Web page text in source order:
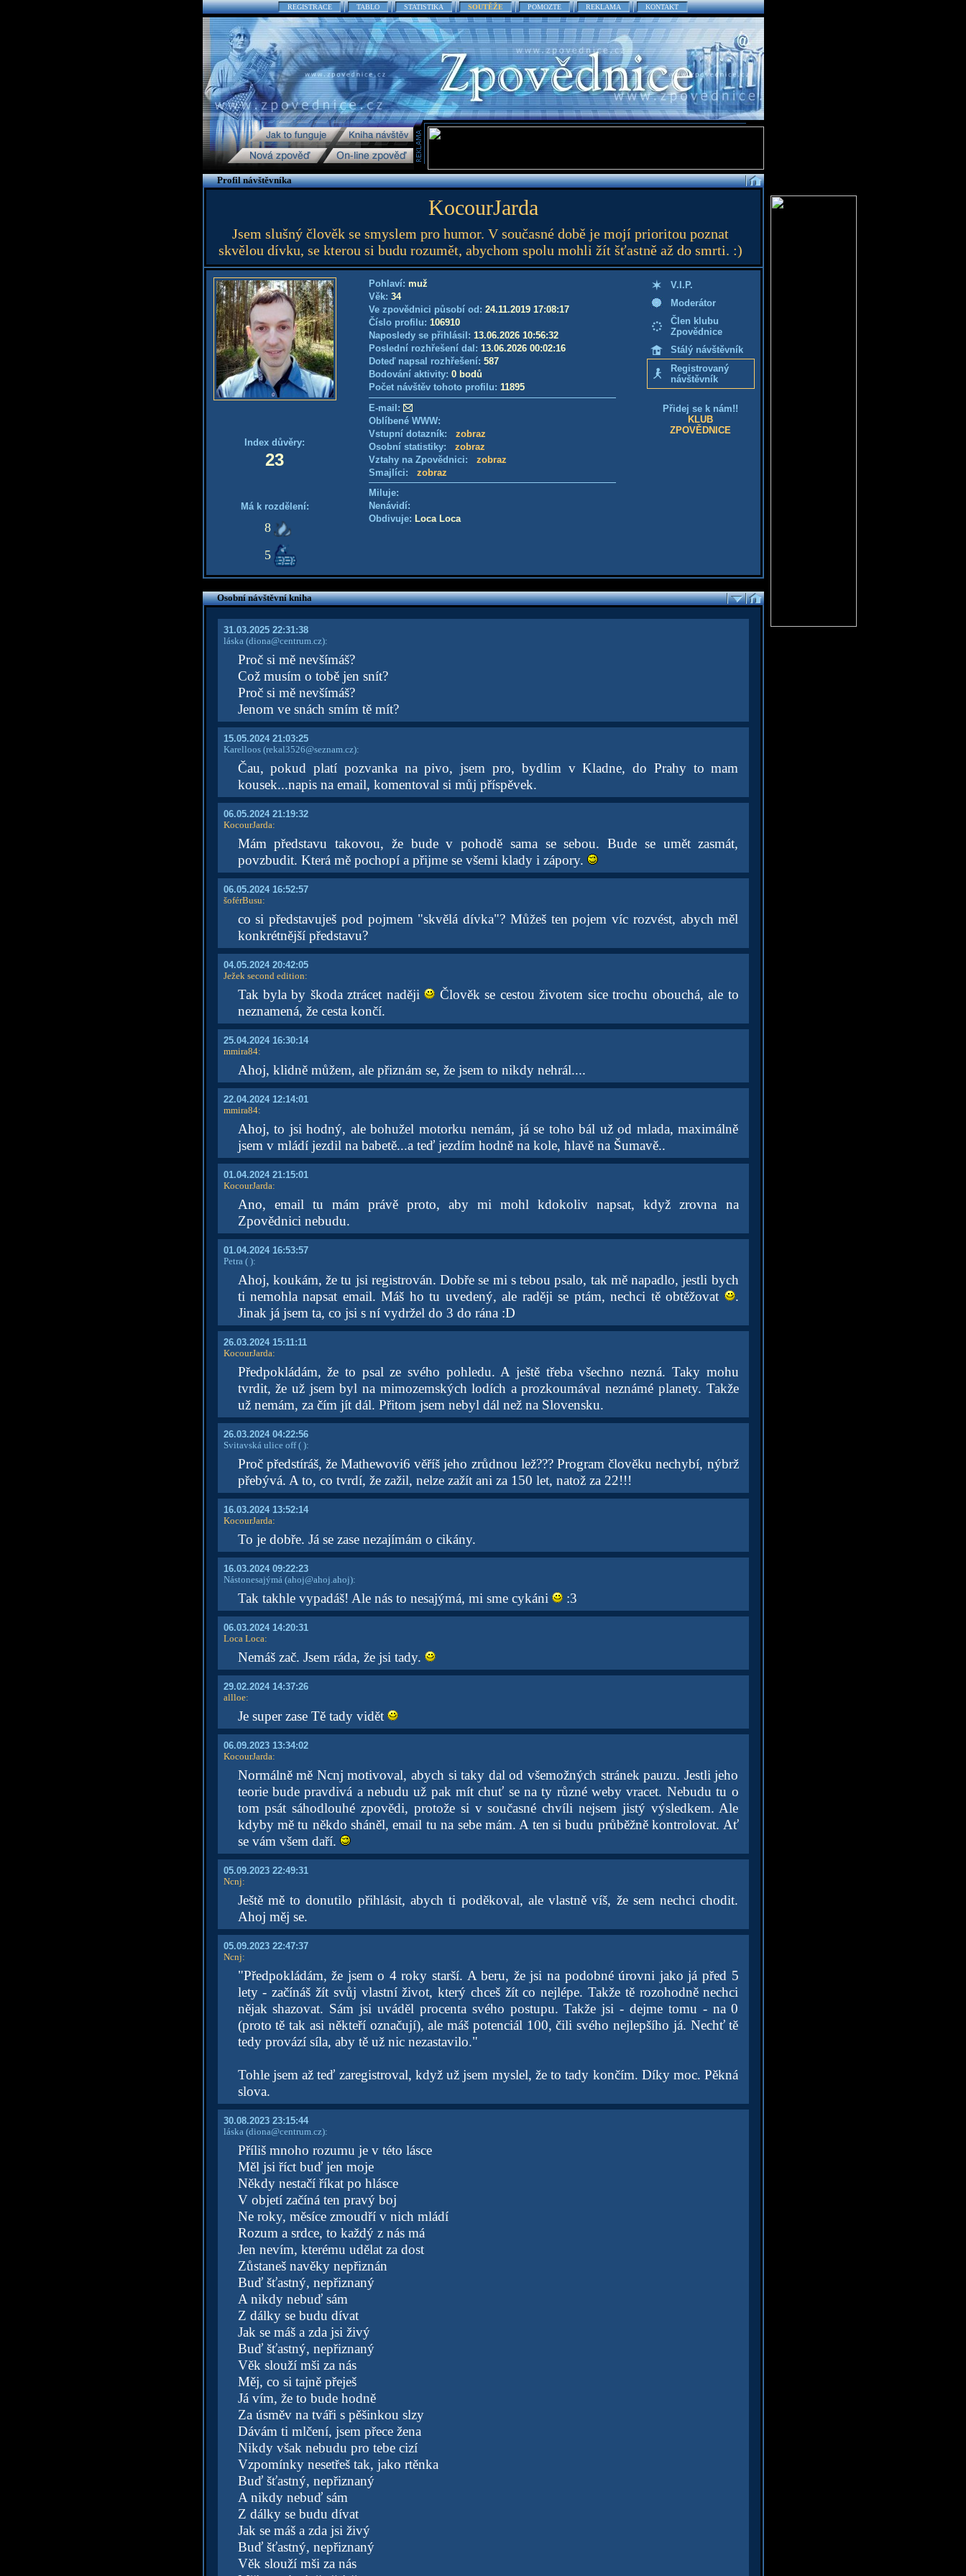
REGISTRACE TABLO STATISTIKA SOUTĚŽE POMOZTE REKLAMA KONTAKT
Profil návštěvníka
KocourJarda
Jsem slušný člověk se smyslem pro humor. V současné době je mojí prioritou poznat
skvělou dívku, se kterou si budu rozumět, abychom spolu mohli žít šťastně až do smrti. :)
Index důvěry:
23
Má k rozdělení:
8
5
Pohlaví: muž
Věk: 34
Ve zpovědnici působí od: 24.11.2019 17:08:17
Číslo profilu: 106910
Naposledy se přihlásil: 13.06.2026 10:56:32
Poslední rozhřešení dal: 13.06.2026 00:02:16
Doteď napsal rozhřešení: 587
Bodování aktivity: 0 bodů
Počet návštěv tohoto profilu: 11895
E-mail:
Oblíbené WWW:
Vstupní dotazník: zobraz
Osobní statistiky: zobraz
Vztahy na Zpovědnici: zobraz
Smajlíci: zobraz
Miluje:
Nenávidí:
Obdivuje: Loca Loca
V.I.P.
Moderátor
Člen klubu
Zpovědnice
Stálý návštěvník
Registrovaný
návštěvník
Přidej se k nám!!
KLUB
ZPOVĚDNICE
Osobní návštěvní kniha
31.03.2025 22:31:38
láska(diona@centrum.cz):
Proč si mě nevšímáš?
Což musím o tobě jen snít?
Proč si mě nevšímáš?
Jenom ve snách smím tě mít?
15.05.2024 21:03:25
Karelloos(rekal3526@seznam.cz):
Čau, pokud platí pozvanka na pivo, jsem pro, bydlim v Kladne, do Prahy to mam
kousek...napis na email, komentoval si můj příspěvek.
06.05.2024 21:19:32
KocourJarda:
Mám představu takovou, že bude v pohodě sama se sebou. Bude se umět zasmát,
povzbudit. Která mě pochopí a přijme se všemi klady i zápory.
06.05.2024 16:52:57
šoférBusu:
co si představuješ pod pojmem "skvělá dívka"? Můžeš ten pojem víc rozvést, abych měl
konkrétnější představu?
04.05.2024 20:42:05
Ježek second edition:
Tak byla by škoda ztrácet naději
Člověk se cestou životem sice trochu obouchá, ale to
neznamená, že cesta končí.
25.04.2024 16:30:14
mmira84:
Ahoj, klidně můžem, ale přiznám se, že jsem to nikdy nehrál....
22.04.2024 12:14:01
mmira84:
Ahoj, to jsi hodný, ale bohužel motorku nemám, já se toho bál už od mlada, maximálně
jsem v mládí jezdil na babetě...a teď jezdím hodně na kole, hlavě na Šumavě..
01.04.2024 21:15:01
KocourJarda:
Ano, email tu mám právě proto, aby mi mohl kdokoliv napsat, když zrovna na
Zpovědnici nebudu.
01.04.2024 16:53:57
Petra( ):
Ahoj, koukám, že tu jsi registrován. Dobře se mi s tebou psalo, tak mě napadlo, jestli bych
ti nemohla napsat email. Máš ho tu uvedený, ale raději se ptám, nechci tě obtěžovat
.
Jinak já jsem ta, co jsi s ní vydržel do 3 do rána :D
26.03.2024 15:11:11
KocourJarda:
Předpokládám, že to psal ze svého pohledu. A ještě třeba všechno nezná. Taky mohu
tvrdit, že už jsem byl na mimozemských lodích a prozkoumával neznámé planety. Takže
už nemám, za čím jít dál. Přitom jsem nebyl dál než na Slovensku.
26.03.2024 04:22:56
Svitavská ulice off( ):
Proč předstíráš, že Mathewovi6 věříš jeho zrůdnou lež??? Program člověku nechybí, nýbrž
přebývá. A to, co tvrdí, že zažil, nelze zažít ani za 150 let, natož za 22!!!
16.03.2024 13:52:14
KocourJarda:
To je dobře. Já se zase nezajímám o cikány.
16.03.2024 09:22:23
Nástonesajýmá(ahoj@ahoj.ahoj):
Tak takhle vypadáš! Ale nás to nesajýmá, mi sme cykáni :3
06.03.2024 14:20:31
Loca Loca:
Nemáš zač. Jsem ráda, že jsi tady.
29.02.2024 14:37:26
allloe:
Je super zase Tě tady vidět
06.09.2023 13:34:02
KocourJarda:
Normálně mě Ncnj motivoval, abych si taky dal od všemožných stránek pauzu. Jestli jeho
teorie bude pravdivá a nebudu už pak mít chuť se na ty různé weby vracet. Nebudu tu o
tom psát sáhodlouhé zpovědi, protože si v současné chvíli nejsem jistý výsledkem. Ale
kdyby mě tu někdo sháněl, email tu na sebe mám. A ten si budu průběžně kontrolovat. Ať
se vám všem daří.
05.09.2023 22:49:31
Ncnj:
Ještě mě to donutilo přihlásit, abych ti poděkoval, ale vlastně víš, že sem nechci chodit.
Ahoj měj se.
05.09.2023 22:47:37
Ncnj:
"Předpokládám, že jsem o 4 roky starší. A beru, že jsi na podobné úrovni jako já před 5
lety - začínáš žít svůj vlastní život, který chceš žít co nejlépe. Takže tě rozohodně nechci
nějak shazovat. Sám jsi uváděl procenta svého postupu. Takže jsi - dejme tomu - na 0
(proto tě tak asi někteří označují), ale máš potenciál 100, čili svého nejlepšího já. Nechť tě
tedy provází síla, aby tě už nic nezastavilo."
Tohle jsem až teď zaregistroval, když už jsem myslel, že to tady končím. Díky moc. Pěkná
slova.
30.08.2023 23:15:44
láska(diona@centrum.cz):
Příliš mnoho rozumu je v této lásce
Měl jsi říct buď jen moje
Někdy nestačí říkat po hlásce
V objetí začíná ten pravý boj
Ne roky, měsíce zmoudří v nich mládí
Rozum a srdce, to každý z nás má
Jen nevím, kterému udělat za dost
Zůstaneš navěky nepřiznán
Buď šťastný, nepřiznaný
A nikdy nebuď sám
Z dálky se budu dívat
Jak se máš a zda jsi živý
Buď šťastný, nepřiznaný
Věk slouží mši za nás
Měj, co si tajně přeješ
Já vím, že to bude hodně
Za úsměv na tváři s pěšinkou slzy
Dávám ti mlčení, jsem přece žena
Nikdy však nebudu pro tebe cizí
Vzpomínky nesetřeš tak, jako rtěnka
Buď šťastný, nepřiznaný
A nikdy nebuď sám
Z dálky se budu dívat
Jak se máš a zda jsi živý
Buď šťastný, nepřiznaný
Věk slouží mši za nás